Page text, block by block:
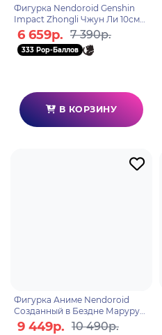
Фигурка Nendoroid Genshin
Impact Zhongli Чжун Ли 10см
4580416928687
6 659р. 7 390р.
333 Pop-Баллов
В КОРЗИНУ
Фигурка Аниме Nendoroid
Созданный в Бездне Марурук
10см 4580590204362
9 449р. 10 490р.